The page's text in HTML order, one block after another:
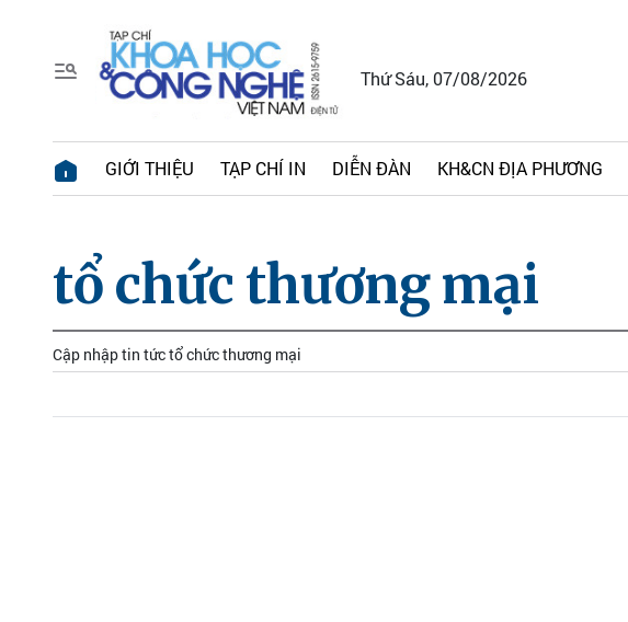
Thứ Sáu, 07/08/2026
GIỚI THIỆU TẠP CHÍ IN DIỄN ĐÀN KH&CN ĐỊA PHƯƠNG
tổ chức thương mại
Cập nhập tin tức tổ chức thương mại